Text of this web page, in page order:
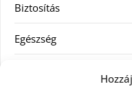
Biztosítás
Egészség